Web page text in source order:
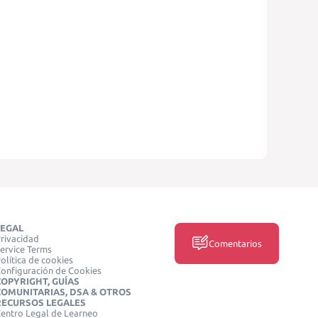
Terms
de cookies
de Cookies
GUÍAS
DSA & OTROS
LEGALES
Legal de Learneo
Comentarios